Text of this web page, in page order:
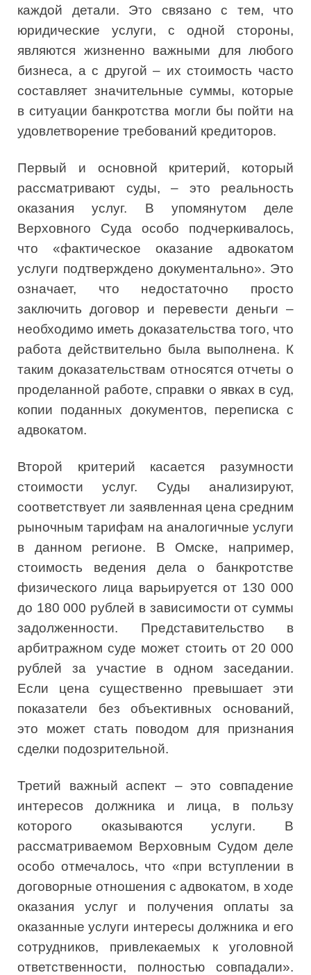
каждой детали. Это связано с тем, что
юридические услуги, с одной стороны,
являются жизненно важными для любого
бизнеса, а с другой – их стоимость часто
составляет значительные суммы, которые
в ситуации банкротства могли бы пойти на
удовлетворение требований кредиторов.
Первый и основной критерий, который
рассматривают суды, – это реальность
оказания услуг. В упомянутом деле
Верховного Суда особо подчеркивалось,
что «фактическое оказание адвокатом
услуги подтверждено документально». Это
означает, что недостаточно просто
заключить договор и перевести деньги –
необходимо иметь доказательства того, что
работа действительно была выполнена. К
таким доказательствам относятся отчеты о
проделанной работе, справки о явках в суд,
копии поданных документов, переписка с
адвокатом.
Второй критерий касается разумности
стоимости услуг. Суды анализируют,
соответствует ли заявленная цена средним
рыночным тарифам на аналогичные услуги
в данном регионе. В Омске, например,
стоимость ведения дела о банкротстве
физического лица варьируется от 130 000
до 180 000 рублей в зависимости от суммы
задолженности. Представительство в
арбитражном суде может стоить от 20 000
рублей за участие в одном заседании.
Если цена существенно превышает эти
показатели без объективных оснований,
это может стать поводом для признания
сделки подозрительной.
Третий важный аспект – это совпадение
интересов должника и лица, в пользу
которого оказываются услуги. В
рассматриваемом Верховным Судом деле
особо отмечалось, что «при вступлении в
договорные отношения с адвокатом, в ходе
оказания услуг и получения оплаты за
оказанные услуги интересы должника и его
сотрудников, привлекаемых к уголовной
ответственности, полностью совпадали».